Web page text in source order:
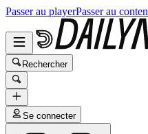
Passer au playerPasser au
Rechercher
Se connecter